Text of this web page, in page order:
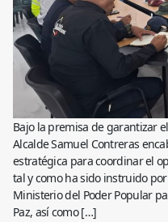
Bajo la premisa de garantizar
Alcalde Samuel Contreras
estratégica para coordinar el
tal y como ha sido instruido
Ministerio del Poder Popular
Paz, así como […]